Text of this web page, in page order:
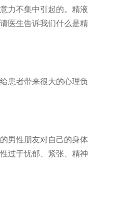
力不集中引起的。精液
医生告诉我们什么是精
患者带来很大的心理负
男性朋友对自己的身体
过于忧郁、紧张、精神